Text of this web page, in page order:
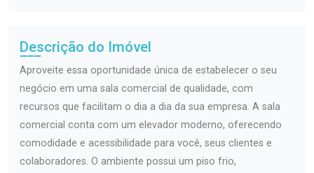
Descrição do Imóvel
Aproveite essa oportunidade única de estabelecer o seu
negócio em uma sala comercial de qualidade, com
recursos que facilitam o dia a dia da sua empresa. A sala
comercial conta com um elevador moderno, oferecendo
comodidade e acessibilidade para você, seus clientes e
colaboradores. O ambiente possui um piso frio,